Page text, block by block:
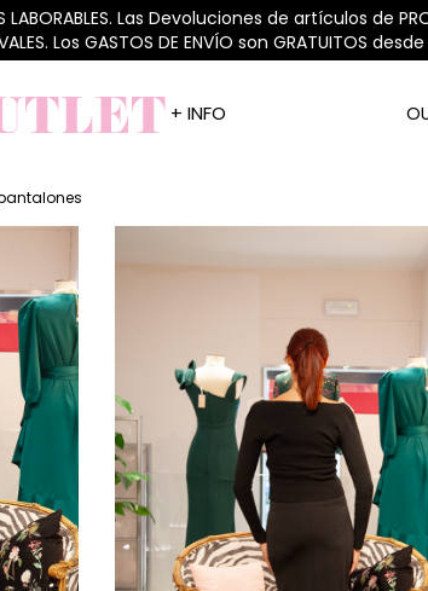
LABORABLES. Las Devoluciones de artículos de
Los GASTOS DE ENVÍO son GRATUITOS
+ INFO